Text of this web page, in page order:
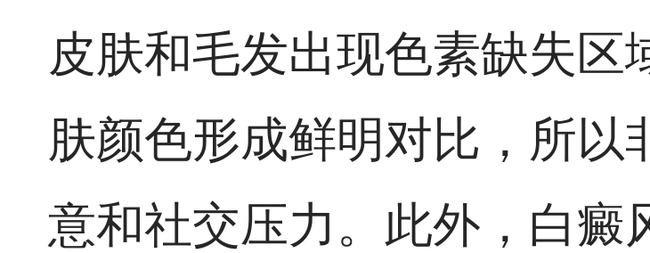
皮肤和毛发出现色素缺失区
肤颜色形成鲜明对比，所以
意和社交压力。此外，白癜